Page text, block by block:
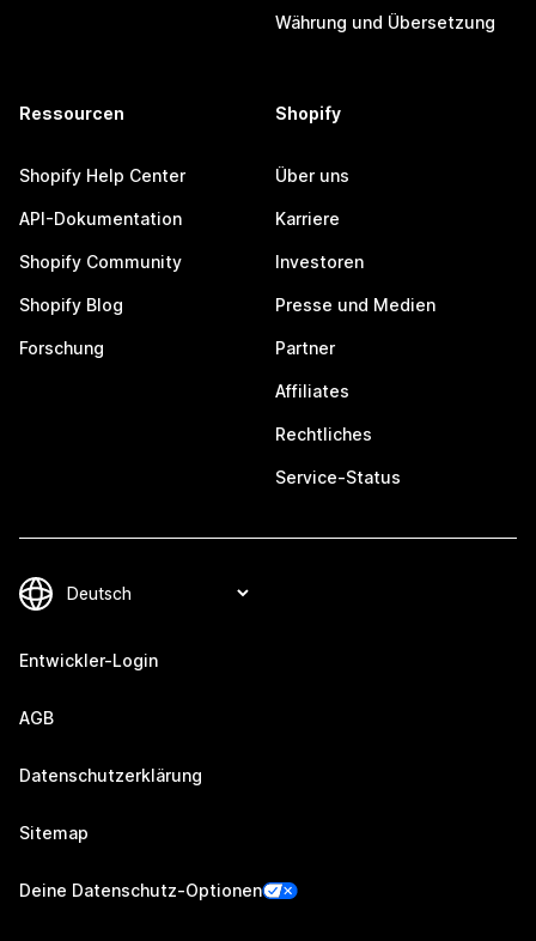
Währung und Übersetzung
Ressourcen
Shopify Help Center
API-Dokumentation
Shopify Community
Shopify Blog
Forschung
Shopify
Über uns
Karriere
Investoren
Presse und Medien
Partner
Affiliates
Rechtliches
Service-Status
Entwickler-Login
AGB
Datenschutzerklärung
Sitemap
Deine Datenschutz-Optionen